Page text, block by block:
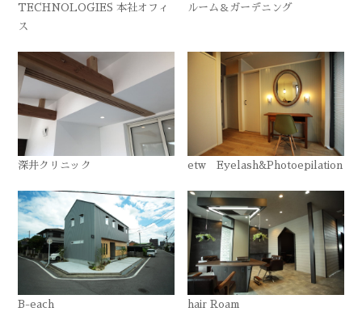
TECHNOLOGIES 本社オフィ
ス
ルーム＆ガーデニング
深井クリニック etw Eyelash&Photoepilation
B-each hair Roam